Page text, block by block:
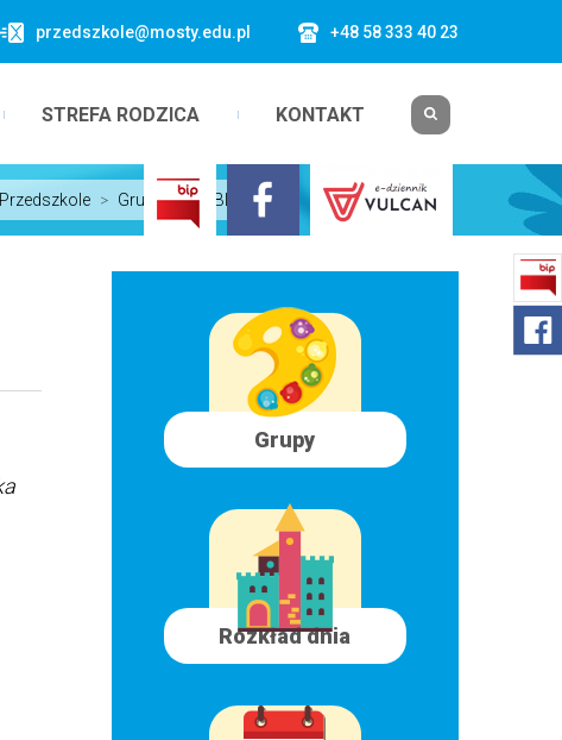
przedszkole@mosty.edu.pl +48 58 333 40 23
STREFA RODZICA KONTAKT
Przedszkole > Grupa V KRABIKI ...
Grupy
Rozkład dnia